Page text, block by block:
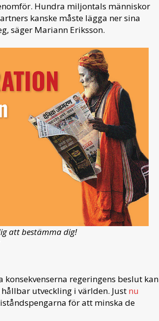
Hundra miljontals människor
kanske måste lägga ner sina
säger Mariann Eriksson.
att bestämma dig!
regeringens beslut kan
utveckling i världen. Just nu
för att minska de